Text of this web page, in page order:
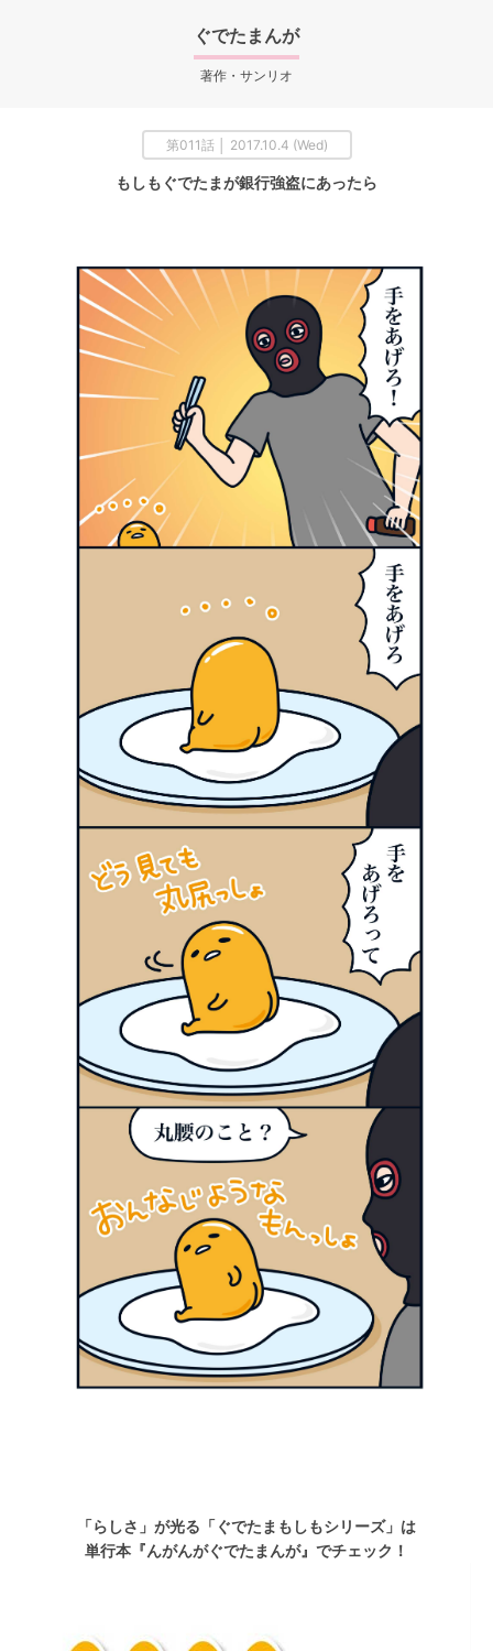
ぐでたまんが
著作・サンリオ
第011話 │ 2017.10.4 (Wed)
もしもぐでたまが銀行強盗にあったら
「らしさ」が光る「ぐでたまもしもシリーズ」は
単行本『んがんがぐでたまんが』でチェック！